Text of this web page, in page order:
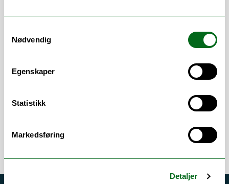
Nødvendig
Egenskaper
Statistikk
Markedsføring
Detaljer
personaltjenester,Faggruppe lønn og
Ompostering
Error rendering component